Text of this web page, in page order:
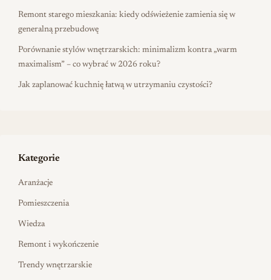
Remont starego mieszkania: kiedy odświeżenie zamienia się w
generalną przebudowę
Porównanie stylów wnętrzarskich: minimalizm kontra „warm
maximalism” – co wybrać w 2026 roku?
Jak zaplanować kuchnię łatwą w utrzymaniu czystości?
Kategorie
Aranżacje
Pomieszczenia
Wiedza
Remont i wykończenie
Trendy wnętrzarskie